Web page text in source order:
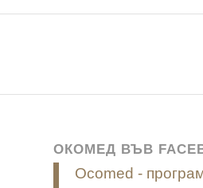
ОКОМЕД ВЪВ
Ocomed -